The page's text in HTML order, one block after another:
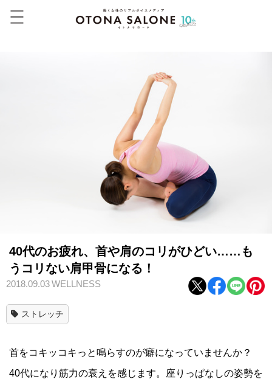
40代のお疲れ、首や肩のコリがひどい……も
うコリない肩甲骨になる！
2018.09.03WELLNESS
ストレッチ
首をコキッコキっと鳴らすのが癖になっていませんか？
40代になり筋力の衰えを感じます。座りっぱなしの姿勢を